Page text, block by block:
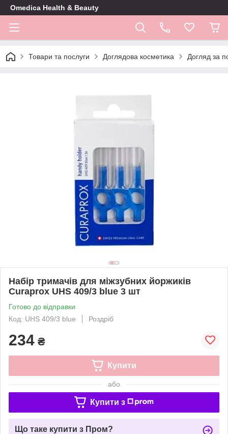
Omedica Health & Beauty
Товари та послуги Доглядова косметика Догляд за
Набір тримачів для міжзубних йоржиків
Curaprox UHS 409/3 blue 3 шт
Готово до відправки
Код: UHS 409/3 blue
Роздріб
234 ₴
Купити
або
Купити з
Що таке купити з Пром?